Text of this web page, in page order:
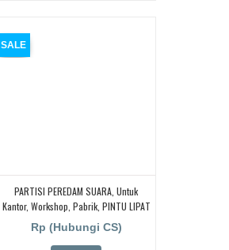
SALE
PARTISI PEREDAM SUARA, Untuk
Kantor, Workshop, Pabrik, PINTU LIPAT
REDAM SUARA
Rp (Hubungi CS)